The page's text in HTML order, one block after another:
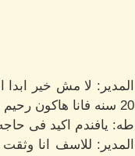
20 سنه فانا هاكون رحيم بيك ومش هابلغ فيك البوليس لكن هاكتفى بطردك من الخدمه .
طه: يافندم اكيد فى
المدير: للاسف انا